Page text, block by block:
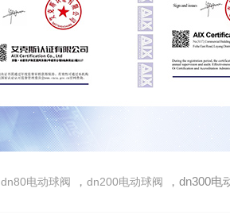
dn80电动球阀 ， dn200电动球阀 ，dn300电